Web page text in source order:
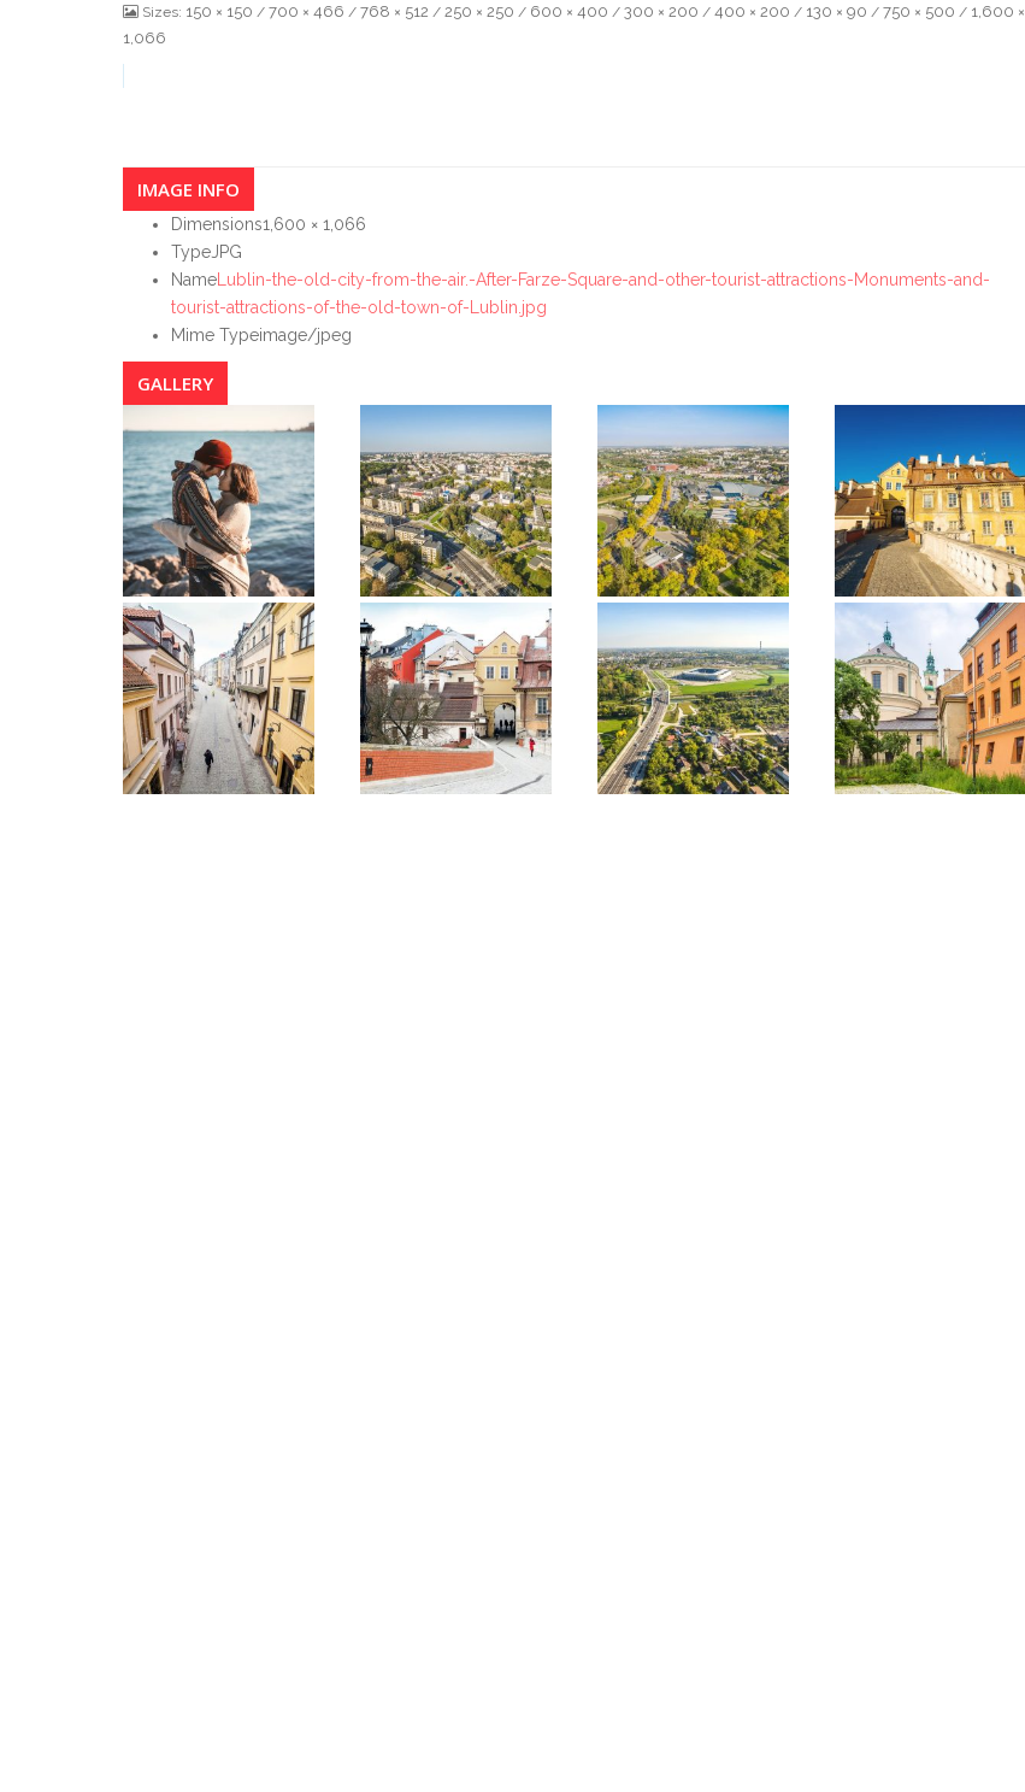
Sizes: 150 × 150 / 700 × 466 / 768 × 512 / 250 × 250 / 600 × 400 / 300 × 200 / 400 × 200 / 130 × 90 / 750 × 500 / 1,600 ×
1,066
IMAGE INFO
Dimensions1,600 × 1,066
Type JPG
Name Lublin-the-old-city-from-the-air.-After-Farze-Square-and-other-tourist-attractions-Monuments-and-
tourist-attractions-of-the-old-town-of-Lublin.jpg
Mime Typeimage/jpeg
GALLERY